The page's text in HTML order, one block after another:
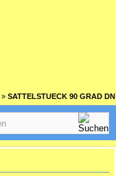
» SATTELSTUECK 90 GRAD DN